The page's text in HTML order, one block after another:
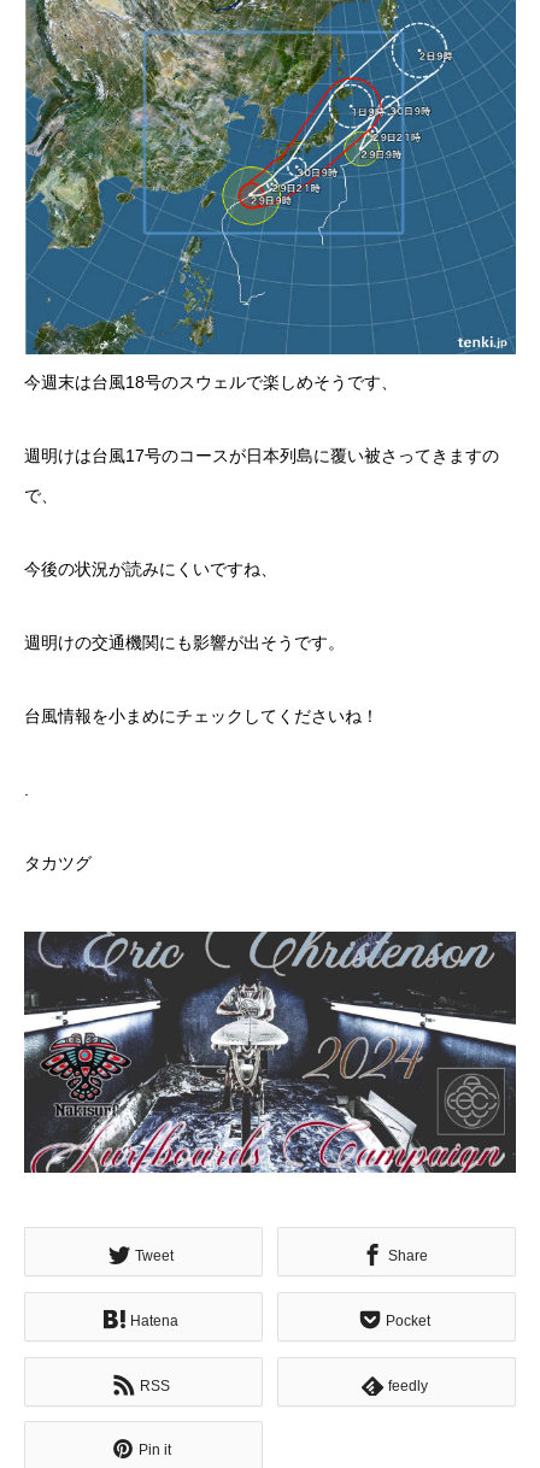
今週末は台風18号のスウェルで楽しめそうです、
週明けは台風17号のコースが日本列島に覆い被さってきますの
で、
今後の状況が読みにくいですね、
週明けの交通機関にも影響が出そうです。
台風情報を小まめにチェックしてくださいね！
.
タカツグ
Tweet Share
Hatena Pocket
RSS feedly
Pin it